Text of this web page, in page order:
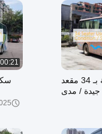
حافلة كهربائية مستعملة بـ 34 مقعد
جيدة / مدى
00:21